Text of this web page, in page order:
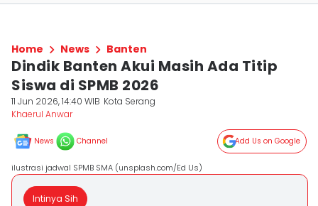
Home News Banten
Dindik Banten Akui Masih Ada Titip
Siswa di SPMB 2026
11 Jun 2026, 14:40 WIB Kota Serang
Khaerul Anwar
News Channel Add Us on Google
ilustrasi jadwal SPMB SMA (unsplash.com/Ed Us)
Intinya Sih